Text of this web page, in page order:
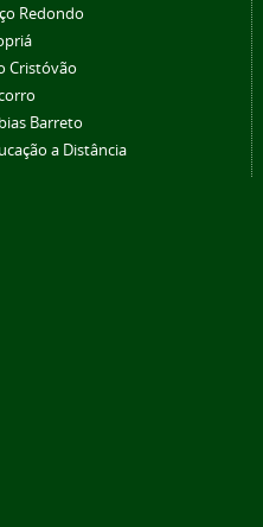
Redondo
Cristóvão
Barreto
a Distância